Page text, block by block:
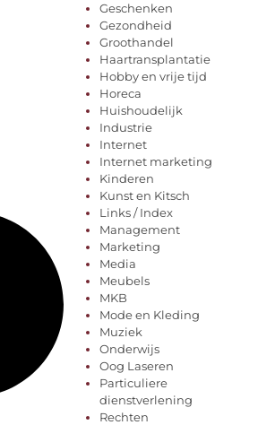
Geschenken
Gezondheid
Groothandel
Haartransplantatie
Hobby en vrije tijd
Horeca
Huishoudelijk
Industrie
Internet
Internet marketing
Kinderen
Kunst en Kitsch
Links / Index
Management
Marketing
Media
Meubels
MKB
Mode en Kleding
Muziek
Onderwijs
Oog Laseren
Particuliere
dienstverlening
Rechten